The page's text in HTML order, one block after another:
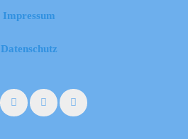
Impressum
Datenschutz